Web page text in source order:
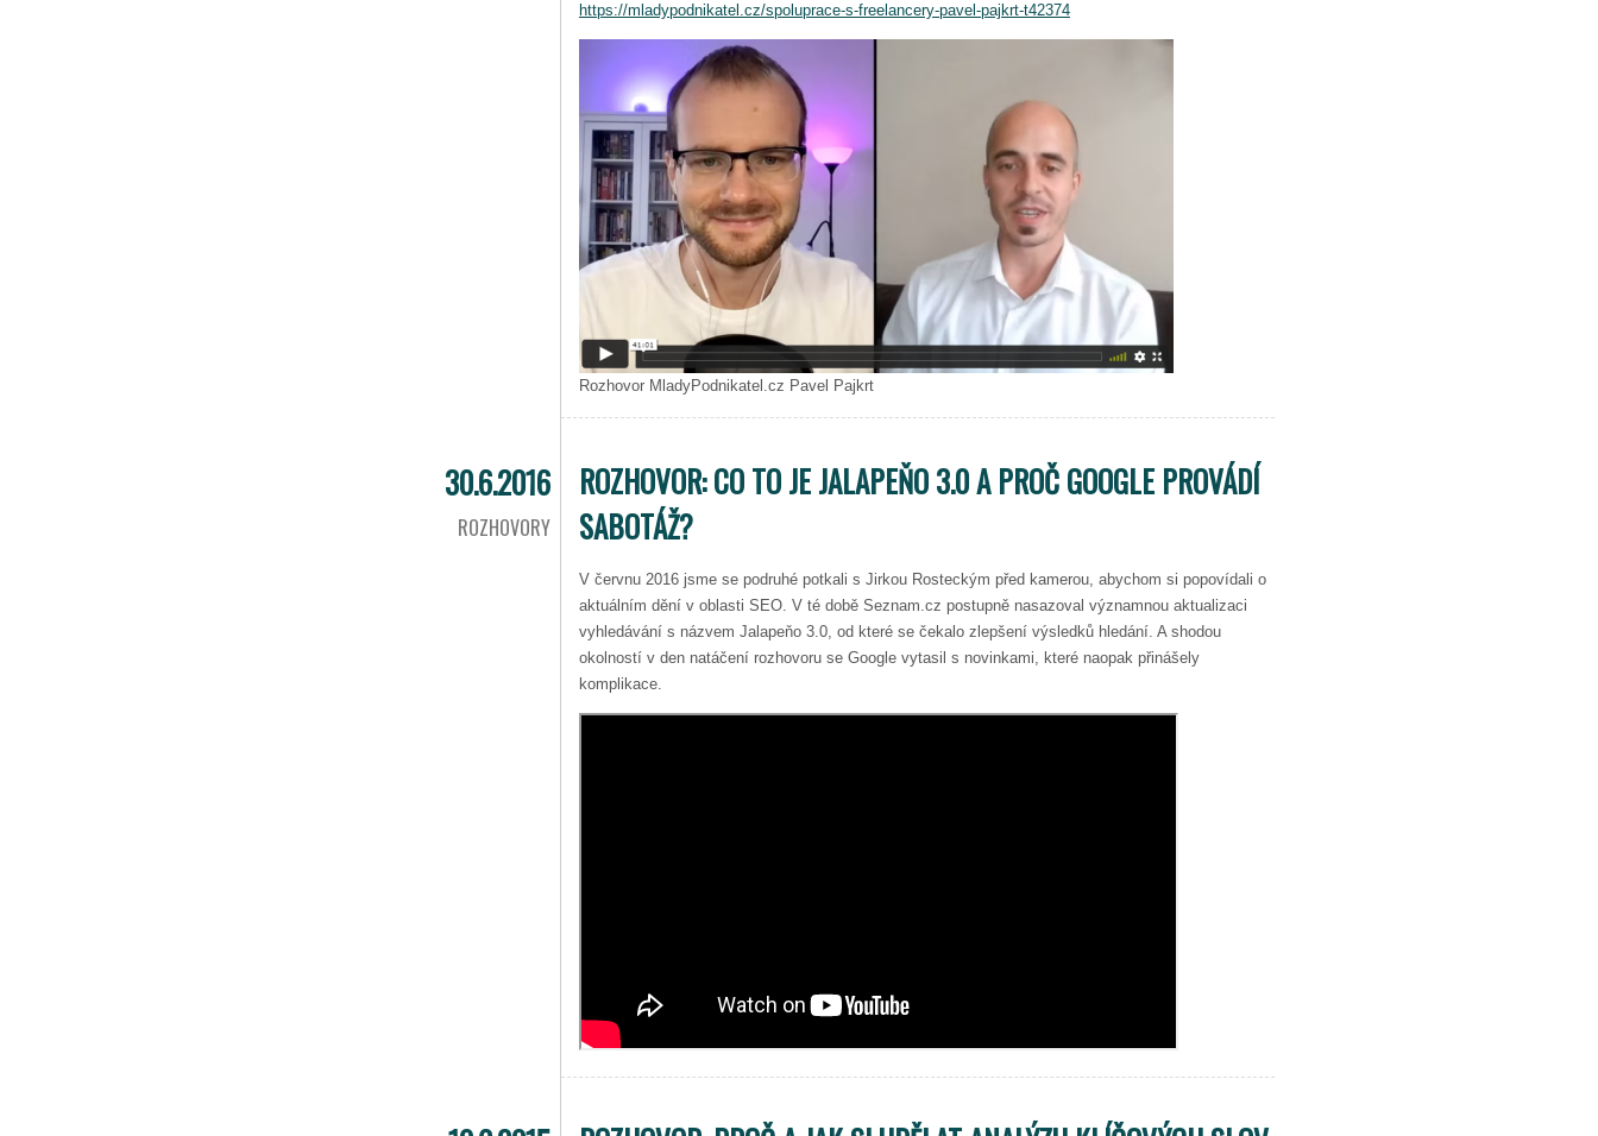
https://mladypodnikatel.cz/spoluprace-s-freelancery-pavel-pajkrt-t42374
Rozhovor MladyPodnikatel.cz Pavel Pajkrt
30.6.2016
ROZHOVORY
ROZHOVOR: CO TO JE JALAPEŇO 3.0 A PROČ GOOGLE PROVÁDÍ
SABOTÁŽ?
V červnu 2016 jsme se podruhé potkali s Jirkou Rosteckým před kamerou, abychom si popovídali o
aktuálním dění v oblasti SEO. V té době Seznam.cz postupně nasazoval významnou aktualizaci
vyhledávání s názvem Jalapeňo 3.0, od které se čekalo zlepšení výsledků hledání. A shodou
okolností v den natáčení rozhovoru se Google vytasil s novinkami, které naopak přinášely
komplikace.